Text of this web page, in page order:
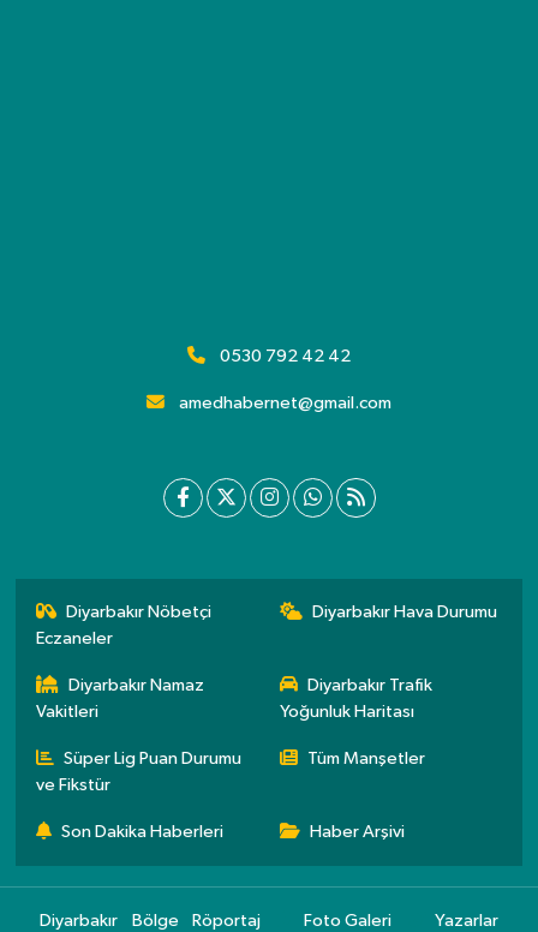
0530 792 42 42
amedhabernet@gmail.com
Diyarbakır Nöbetçi
Eczaneler
Diyarbakır Hava Durumu
Diyarbakır Namaz
Vakitleri
Diyarbakır Trafik
Yoğunluk Haritası
Süper Lig Puan Durumu
ve Fikstür
Tüm Manşetler
Son Dakika Haberleri Haber Arşivi
Diyarbakır Bölge Röportaj Foto Galeri Yazarlar